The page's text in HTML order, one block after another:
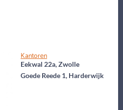
Kantoren
Eekwal 22a, Zwolle
Goede Reede 1, Harderwijk